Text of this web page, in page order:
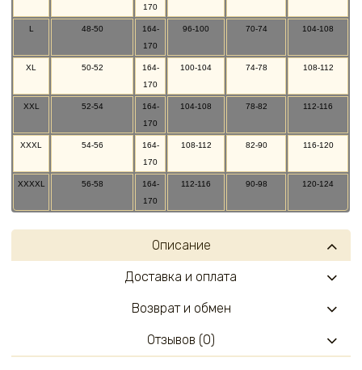
170
L 48-50
164-
170
96-100 70-74 104-108
XL 50-52
164-
170
100-104 74-78 108-112
XXL 52-54
164-
170
104-108 78-82 112-116
XXXL 54-56
164-
170
108-112 82-90 116-120
XXXXL 56-58
164-
170
112-116 90-98 120-124
Описание
Доставка и оплата
Возврат и обмен
Отзывов (0)